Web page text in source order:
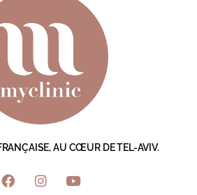
AU CŒUR DE TEL-AVIV.